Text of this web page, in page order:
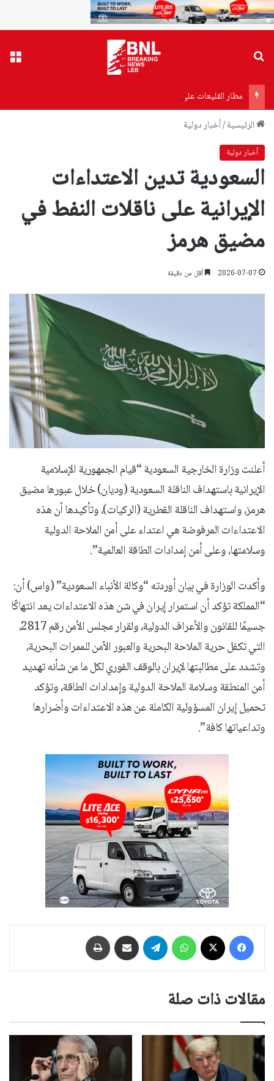
مطار القليعات على طريق التأهيل… ماذا أعلنت “الأشغال”؟
الرئيسية/أخبار دولية
أخبار دولية
السعودية تدين الاعتداءات
الإيرانية على ناقلات النفط في
مضيق هرمز
2026-07-07 أقل من دقيقة
أعلنت وزارة الخارجية السعودية “قيام الجمهورية الإسلامية
الإيرانية باستهداف الناقلة السعودية (وديان) خلال عبورها مضيق
هرمز، واستهداف الناقلة القطرية (الركيات)، وتأكيدها أن هذه
الاعتداءات المرفوضة هي اعتداء على أمن الملاحة الدولية
وسلامتها، وعلى أمن إمدادات الطاقة العالمية”.
وأكدت الوزارة في بيان أوردته “وكالة الأنباء السعودية” (واس) أن:
“المملكة تؤكد أن استمرار إيران في شن هذه الاعتداءات يعد انتهاكًا
جسيمًا للقانون والأعراف الدولية، ولقرار مجلس الأمن رقم 2817،
التي تكفل حرية الملاحة البحرية والعبور الآمن للممرات البحرية،
وتشدد على مطالبتها لإيران بالوقف الفوري لكل ما من شأنه تهديد
أمن المنطقة وسلامة الملاحة الدولية وإمدادات الطاقة، وتؤكد
تحميل إيران المسؤولية الكاملة عن هذه الاعتداءات وأضرارها
وتداعياتها كافة”.
فيسبوك واتساب تيلقرام مشاركة عبر البريد
مقالات ذات صلة